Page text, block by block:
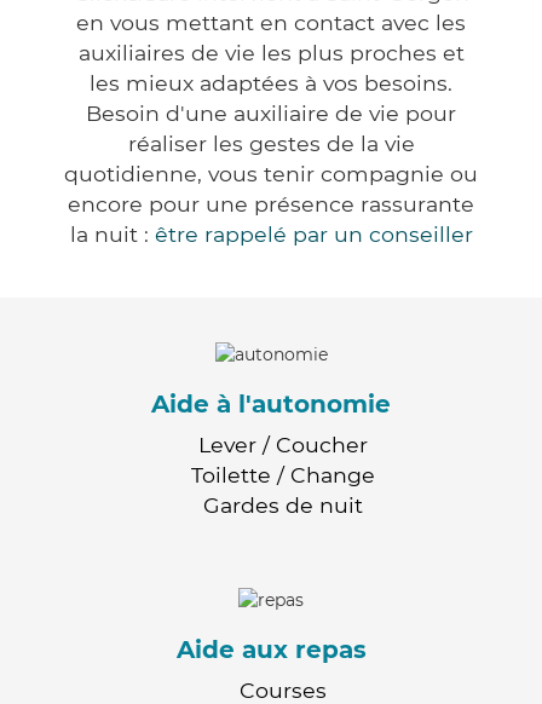
en vous mettant en contact avec les
auxiliaires de vie les plus proches et
les mieux adaptées à vos besoins.
Besoin d'une auxiliaire de vie pour
réaliser les gestes de la vie
quotidienne, vous tenir compagnie ou
encore pour une présence rassurante
la nuit : être rappelé par un conseiller
Aide à l'autonomie
Lever / Coucher
Toilette / Change
Gardes de nuit
Aide aux repas
Courses